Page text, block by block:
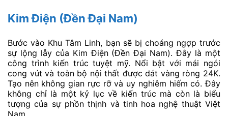
Kim Điện (Đền Đại Nam)
Bước vào Khu Tâm Linh, bạn sẽ bị choáng ngợp trước
sự lộng lẫy của Kim Điện (Đền Đại Nam). Đây là một
công trình kiến trúc tuyệt mỹ. Nổi bật với mái ngói
cong vút và toàn bộ nội thất được dát vàng ròng 24K.
Tạo nên không gian rực rỡ và uy nghiêm hiếm có. Đây
không chỉ là một kỷ lục về kiến trúc mà còn là biểu
tượng của sự phồn thịnh và tinh hoa nghệ thuật Việt
Nam.